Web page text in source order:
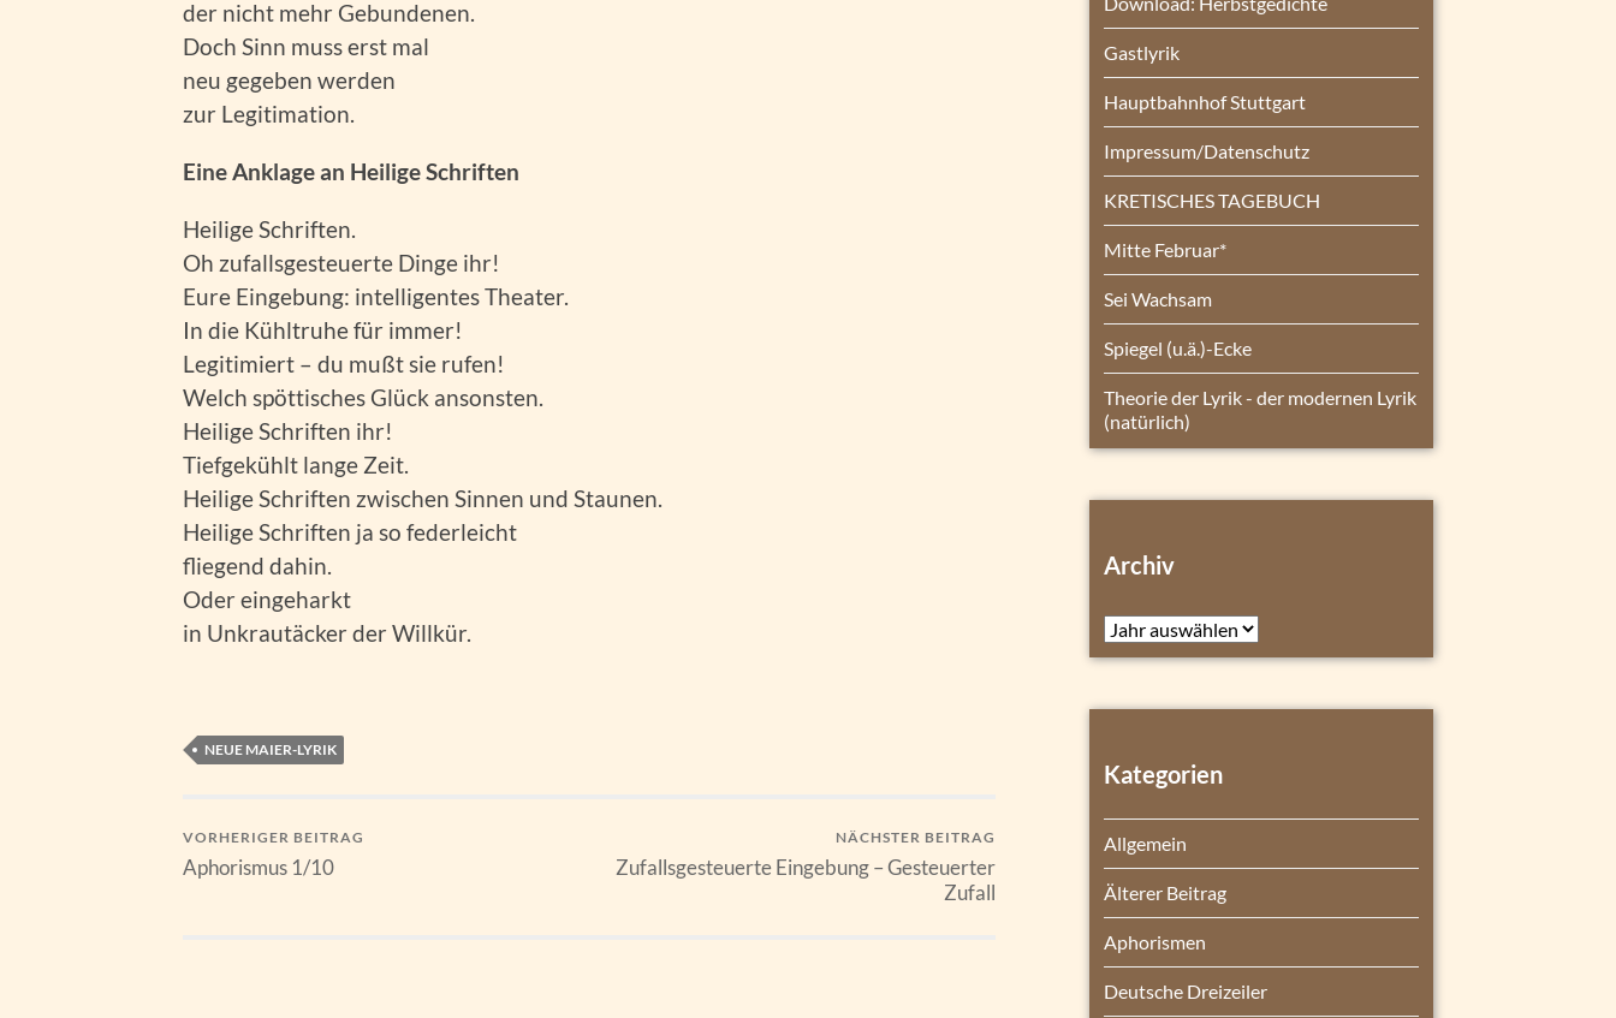
der nicht mehr Gebundenen.
Doch Sinn muss erst mal
neu gegeben werden
zur Legitimation.
Eine Anklage an Heilige Schriften
Heilige Schriften.
Oh zufallsgesteuerte Dinge ihr!
Eure Eingebung: intelligentes Theater.
In die Kühltruhe für immer!
Legitimiert – du mußt sie rufen!
Welch spöttisches Glück ansonsten.
Heilige Schriften ihr!
Tiefgekühlt lange Zeit.
Heilige Schriften zwischen Sinnen und Staunen.
Heilige Schriften ja so federleicht
fliegend dahin.
Oder eingeharkt
in Unkrautäcker der Willkür.
NEUE MAIER-LYRIK
VORHERIGER BEITRAG
Aphorismus 1/10
NÄCHSTER BEITRAG
Zufallsgesteuerte Eingebung – Gesteuerter
Zufall
Gastlyrik
Hauptbahnhof Stuttgart
Impressum/Datenschutz
KRETISCHES TAGEBUCH
Mitte Februar*
Sei Wachsam
Spiegel (u.ä.)-Ecke
Theorie der Lyrik - der modernen Lyrik
(natürlich)
Archiv
Archiv
Kategorien
Allgemein
Älterer Beitrag
Aphorismen
Deutsche Dreizeiler